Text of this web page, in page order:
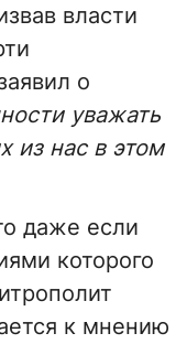
власти
о
уважать
из нас в этом
даже если
которого
к мнению